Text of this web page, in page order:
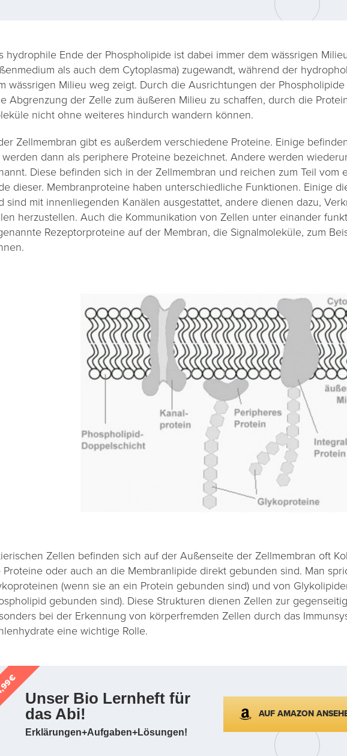
hydrophile Ende der Phospholipide ist dabei immer dem wässrigen
als auch dem Cytoplasma) zugewandt, während der
wässrigen Milieu weg zeigt. Durch die Ausrichtungen der
Abgrenzung der Zelle zum äußeren Milieu zu schaffen, durch die
nicht ohne weiteres hindurch wandern können.
Zellmembran gibt es außerdem verschiedene Proteine. Einige
werden dann als periphere Proteine bezeichnet. Andere werden
Diese befinden sich in der Zellmembran und reichen zum Teil vom
dieser. Membranproteine haben unterschiedliche Funktionen. Einige
sind mit innenliegenden Kanälen ausgestattet, andere dienen dazu,
herzustellen. Auch die Kommunikation von Zellen unter einander
Rezeptorproteine auf der Membran, die Signalmoleküle, zum
Zellen befinden sich auf der Außenseite der Zellmembran oft
Proteine oder auch an die Membranlipide direkt gebunden sind. Man
(wenn sie an ein Protein gebunden sind) und von
gebunden sind). Diese Strukturen dienen Zellen zur
bei der Erkennung von körperfremden Zellen durch das
eine wichtige Rolle.
Unser Bio Lernheft für
das Abi!
Erklärungen+Aufgaben+Lösungen!
AUF AMAZON